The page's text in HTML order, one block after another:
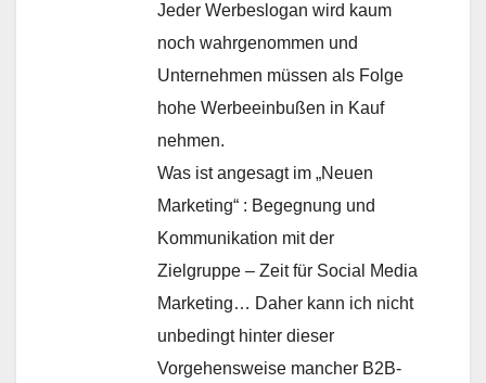
Jeder Werbeslogan wird kaum
noch wahrgenommen und
Unternehmen müssen als Folge
hohe Werbeeinbußen in Kauf
nehmen.
Was ist angesagt im „Neuen
Marketing“ : Begegnung und
Kommunikation mit der
Zielgruppe – Zeit für Social Media
Marketing… Daher kann ich nicht
unbedingt hinter dieser
Vorgehensweise mancher B2B-